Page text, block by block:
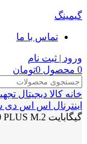
گیمینگ
تماس با ما
ورود | ثبت نام
0 محصول 0تومان
خانه کالا دیجیتال
اینترنال اس اس دی
گیگابایت SSD SAMSUNG EVO 970 PLUS M.2